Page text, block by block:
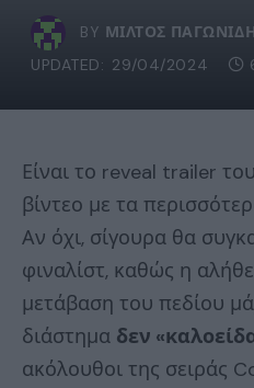
BY ΜΊΛΤΟΣ
UPDATED: 29/04/2024
Είναι το reveal trailer του
βίντεο με τα
Αν όχι, σίγουρα θα
φιναλίστ, καθώς η
μετάβαση του πεδίου
διάστημα δεν
ακόλουθοι της σειράς